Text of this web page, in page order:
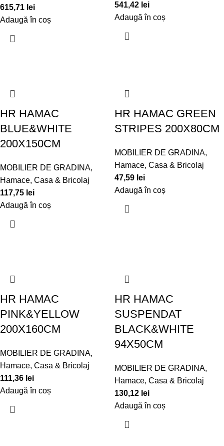
615,71 lei
Adaugă în coș
541,42 lei
Adaugă în coș
HR HAMAC
BLUE&WHITE
200X150CM
MOBILIER DE GRADINA,
Hamace, Casa & Bricolaj
117,75 lei
Adaugă în coș
HR HAMAC GREEN
STRIPES 200X80CM
MOBILIER DE GRADINA,
Hamace, Casa & Bricolaj
47,59 lei
Adaugă în coș
HR HAMAC
PINK&YELLOW
200X160CM
MOBILIER DE GRADINA,
Hamace, Casa & Bricolaj
111,36 lei
Adaugă în coș
HR HAMAC
SUSPENDAT
BLACK&WHITE
94X50CM
MOBILIER DE GRADINA,
Hamace, Casa & Bricolaj
130,12 lei
Adaugă în coș